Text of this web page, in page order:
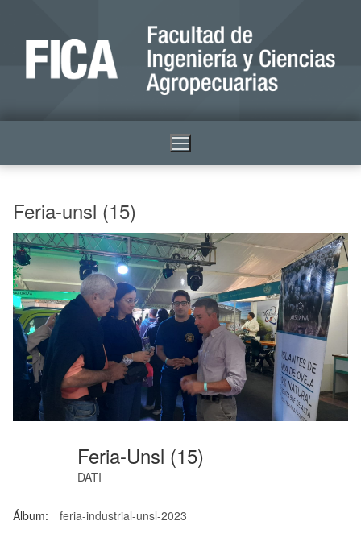
Feria-unsl (15)
Feria-Unsl (15)
DATI
Álbum: feria-industrial-unsl-2023